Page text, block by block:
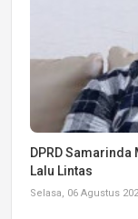
DPRD
Lalu Lintas
Selasa, 06 Agustus